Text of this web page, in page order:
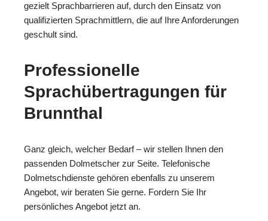
gezielt Sprachbarrieren auf, durch den Einsatz von
qualifizierten Sprachmittlern, die auf Ihre Anforderungen
geschult sind.
Professionelle
Sprachübertragungen für
Brunnthal
Ganz gleich, welcher Bedarf – wir stellen Ihnen den
passenden Dolmetscher zur Seite. Telefonische
Dolmetschdienste gehören ebenfalls zu unserem
Angebot, wir beraten Sie gerne. Fordern Sie Ihr
persönliches Angebot jetzt an.